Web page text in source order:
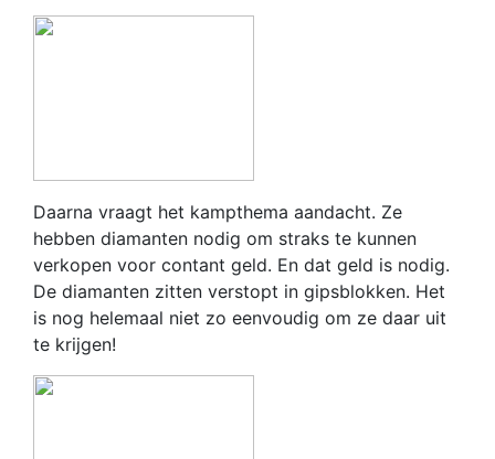
Daarna vraagt het kampthema aandacht. Ze
hebben diamanten nodig om straks te kunnen
verkopen voor contant geld. En dat geld is nodig.
De diamanten zitten verstopt in gipsblokken. Het
is nog helemaal niet zo eenvoudig om ze daar uit
te krijgen!